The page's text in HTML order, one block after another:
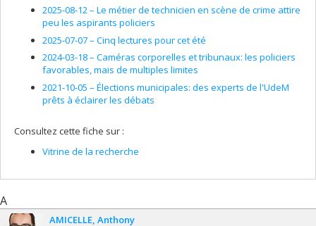
2025-08-12 – Le métier de technicien en scène de crime attire
peu les aspirants policiers
2025-07-07 – Cinq lectures pour cet été
2024-03-18 – Caméras corporelles et tribunaux: les policiers
favorables, mais de multiples limites
2021-10-05 – Élections municipales: des experts de l'UdeM
prêts à éclairer les débats
Consultez cette fiche sur :
Vitrine de la recherche
A
AMICELLE Anthony